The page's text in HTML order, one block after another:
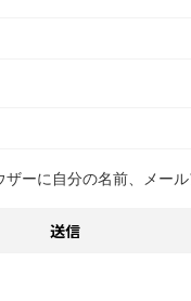
ーに自分の名前、メール